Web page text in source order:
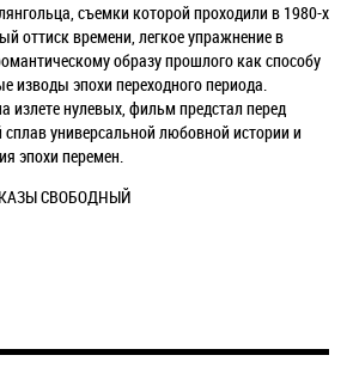
съемки которой проходили в 1980-х
оттиск времени, легкое упражнение в
образу прошлого как способу
изводы эпохи переходного периода.
излете нулевых, фильм предстал перед
универсальной любовной истории и
эпохи перемен.
СВОБОДНЫЙ